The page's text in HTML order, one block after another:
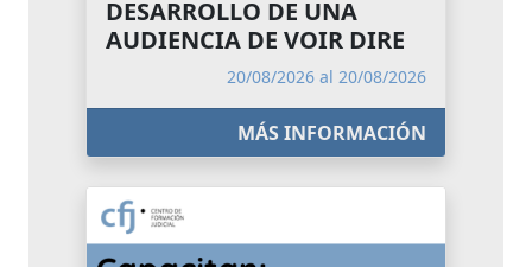
DESARROLLO DE UNA
AUDIENCIA DE VOIR DIRE
20/08/2026 al 20/08/2026
MÁS INFORMACIÓN